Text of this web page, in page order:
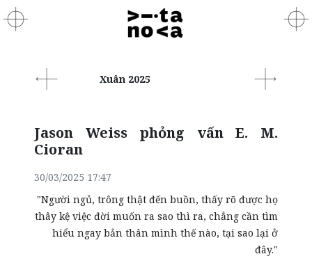
Xuân 2025
Jason Weiss phỏng vấn E. M.
Cioran
30/03/2025 17:47
"Người ngủ, trông thật đến buồn, thấy rõ được họ
thây kệ việc đời muốn ra sao thì ra, chẳng cần tìm
hiểu ngay bản thân mình thế nào, tại sao lại ở
đây."